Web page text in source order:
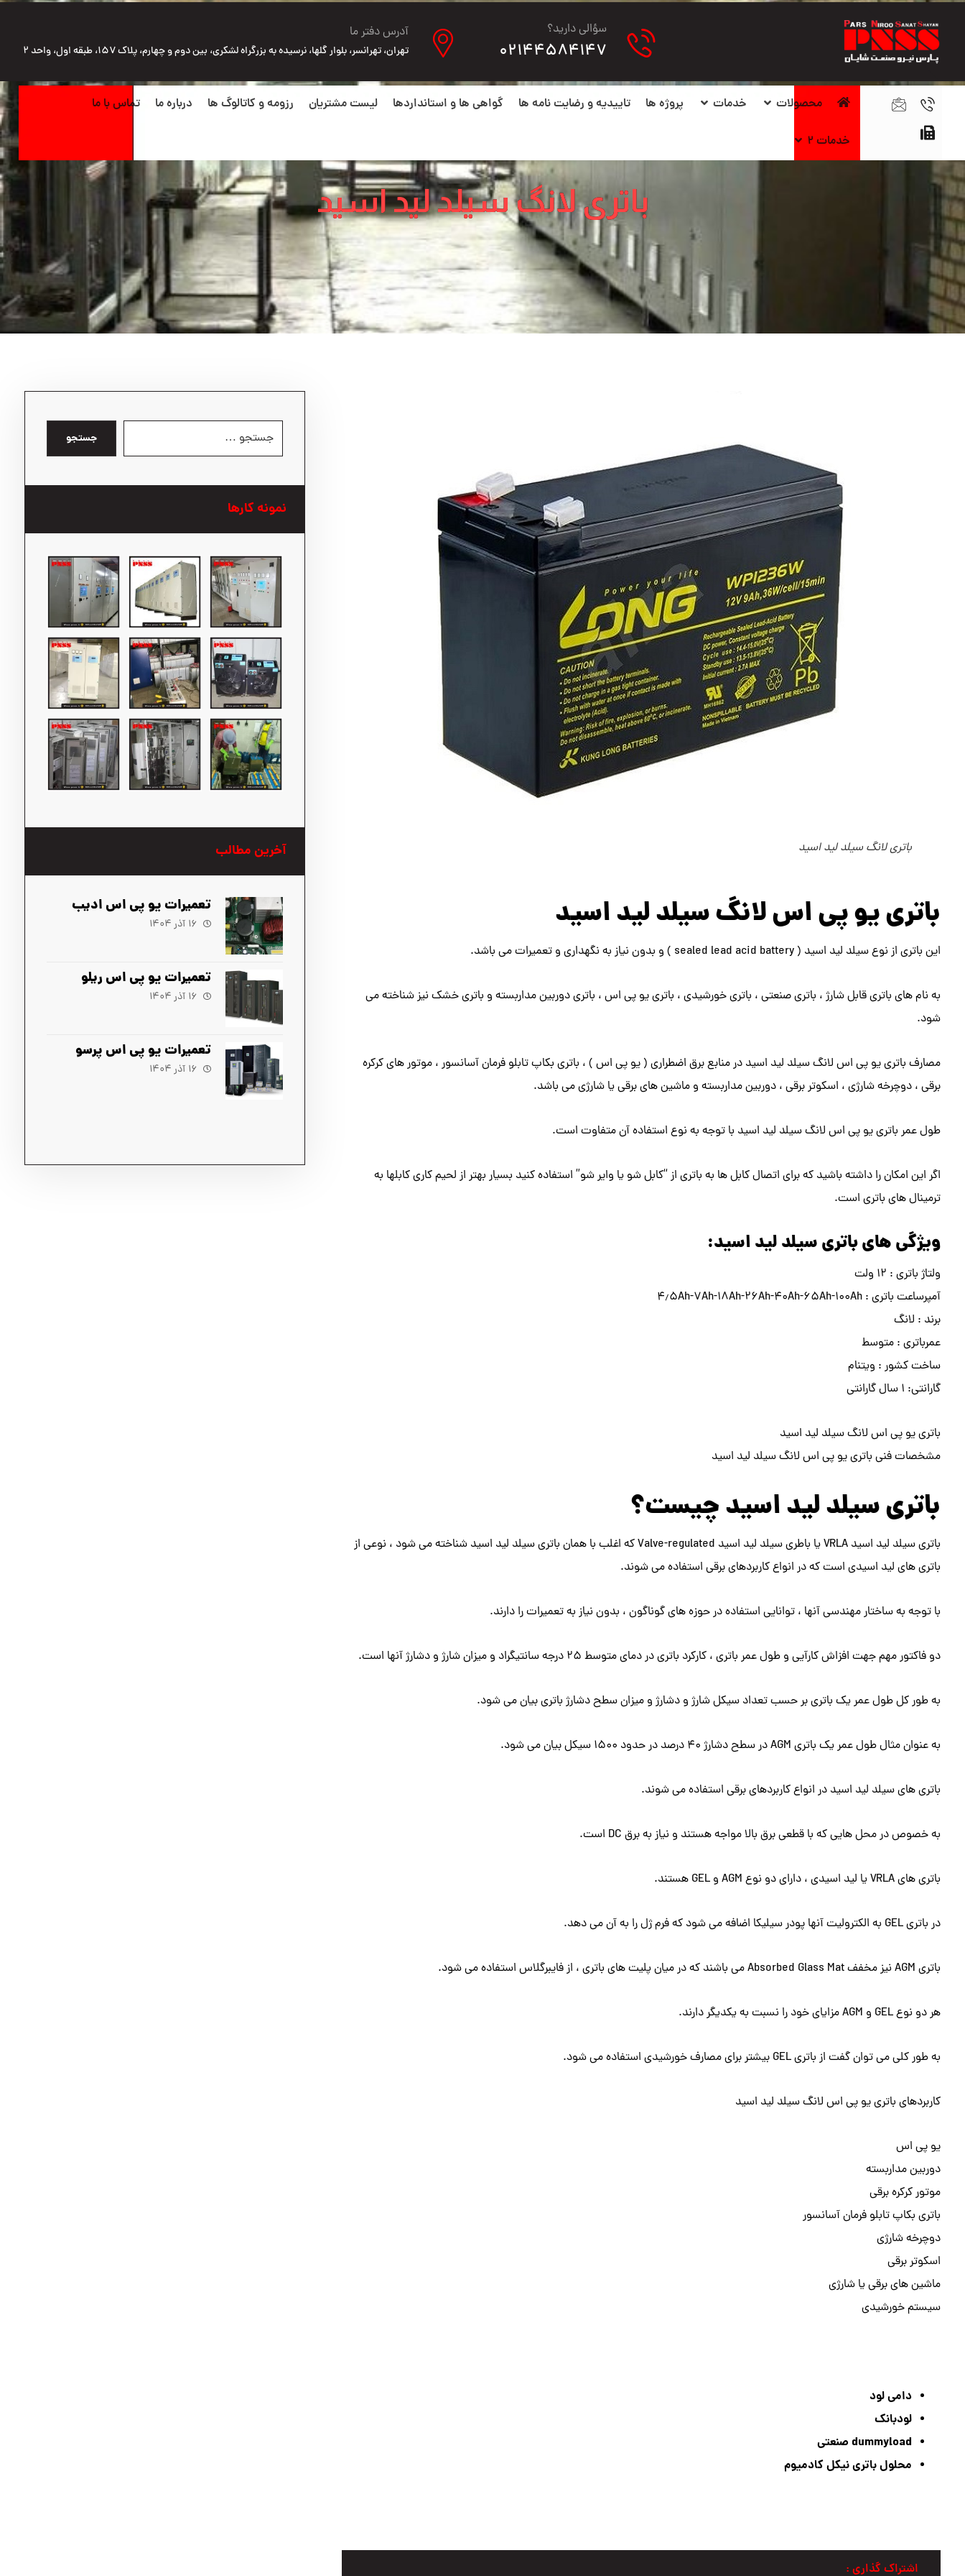
آدرس دفتر ما
تهران، تهرانسر، بلوار گلها، نرسیده به بزرگراه لشکری، بین دوم و چهارم، پلاک ۱۵۷، طبقه اول، واحد ۲
سؤالی دارید؟
02144584147
محصولات خدمات پروژه ها تاییدیه و رضایت نامه ها گواهی ها و استانداردها لیست مشتریان رزومه و کاتالوگ ها درباره ما تماس با ما
خدمات ۲
باتری لانگ سیلد لید اسید
باتری لانگ سیلد لید اسید
باتری یو پی اس لانگ سیلد لید اسید
این باتری از نوع سیلد لید اسید ( sealed lead acid battery ) و بدون نیاز به نگهداری و تعمیرات می باشد.
به نام های باتری قابل شارژ ، باتری صنعتی ، باتری خورشیدی ، باتری یو پی اس ، باتری دوربین مداربسته و باتری خشک نیز شناخته می
شود.
مصارف باتری یو پی اس لانگ سیلد لید اسید در منابع برق اضطراری ( یو پی اس ) ، باتری بکاپ تابلو فرمان آسانسور ، موتور های کرکره
برقی ، دوچرخه شارژی ، اسکوتر برقی ، دوربین مداربسته و ماشین های برقی یا شارژی می باشد.
طول عمر باتری یو پی اس لانگ سیلد لید اسید با توجه به نوع استفاده آن متفاوت است.
اگر این امکان را داشته باشید که برای اتصال کابل ها به باتری از “کابل شو یا وایر شو” استفاده کنید بسیار بهتر از لحیم کاری کابلها به
ترمینال های باتری است.
ویژگی های باتری سیلد لید اسید:
ولتاژ باتری : ۱۲ ولت
آمپرساعت باتری : ۴٫۵Ah-7Ah-18Ah-26Ah-40Ah-65Ah-100Ah
برند : لانگ
عمرباتری : متوسط
ساخت کشور : ویتنام
گارانتی: ۱ سال گارانتی
باتری یو پی اس لانگ سیلد لید اسید
مشخصات فنی باتری یو پی اس لانگ سیلد لید اسید
باتری سیلد لید اسید چیست؟
باتری سیلد لید اسید VRLA یا باطری سیلد لید اسید Valve-regulated که اغلب با همان باتری سیلد لید اسید شناخته می شود ، نوعی از
باتری های لید اسیدی است که در انواع کاربردهای برقی استفاده می شوند.
با توجه به ساختار مهندسی آنها ، توانایی استفاده در حوزه های گوناگون ، بدون نیاز به تعمیرات را دارند.
دو فاکتور مهم جهت افزاش کارآیی و طول عمر باتری ، کارکرد باتری در دمای متوسط ۲۵ درجه سانتیگراد و میزان شارژ و دشارژ آنها است.
به طور کل طول عمر یک باتری بر حسب تعداد سیکل شارژ و دشارژ و میزان سطح دشارژ باتری بیان می شود.
به عنوان مثال طول عمر یک باتری AGM در سطح دشارژ ۴۰ درصد در حدود ۱۵۰۰ سیکل بیان می شود.
باتری های سیلد لید اسید در انواع کاربردهای برقی استفاده می شوند.
به خصوص در محل هایی که با قطعی برق بالا مواجه هستند و نیاز به برق DC است.
باتری های VRLA یا لید اسیدی ، دارای دو نوع AGM و GEL هستند.
در باتری GEL به الکترولیت آنها پودر سیلیکا اضافه می شود که فرم ژل را به آن می دهد.
باتری AGM نیز مخفف Absorbed Glass Mat می باشند که در میان پلیت های باتری ، از فایبرگلاس استفاده می شود.
هر دو نوع GEL و AGM مزایای خود را نسبت به یکدیگر دارند.
به طور کلی می توان گفت از باتری GEL بیشتر برای مصارف خورشیدی استفاده می شود.
کاربردهای باتری یو پی اس لانگ سیلد لید اسید
یو پی اس
دوربین مداربسته
موتور کرکره برقی
باتری بکاپ تابلو فرمان آسانسور
دوچرخه شارژی
اسکوتر برقی
ماشین های برقی یا شارژی
سیستم خورشیدی
دامی لود
لودبانک
dummyload صنعتی
محلول باتری نیکل کادمیوم
جستجو
نمونه کارها
آخرین مطالب
تعمیرات یو پی اس ادیب
۱۶ آذر ۱۴۰۴
تعمیرات یو پی اس ریلو
۱۶ آذر ۱۴۰۴
تعمیرات یو پی اس پرسو
۱۶ آذر ۱۴۰۴